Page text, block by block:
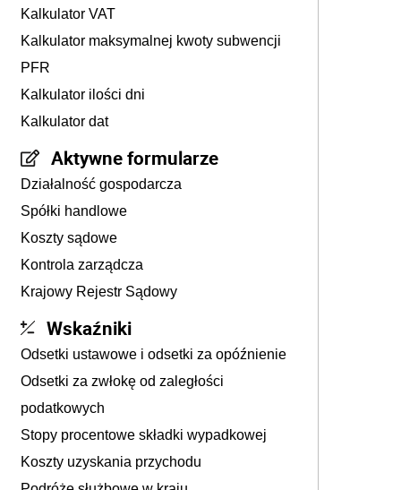
Kalkulator VAT
Kalkulator maksymalnej kwoty subwencji
PFR
Kalkulator ilości dni
Kalkulator dat
Aktywne formularze
Działalność gospodarcza
Spółki handlowe
Koszty sądowe
Kontrola zarządcza
Krajowy Rejestr Sądowy
Wskaźniki
Odsetki ustawowe i odsetki za opóźnienie
Odsetki za zwłokę od zaległości
podatkowych
Stopy procentowe składki wypadkowej
Koszty uzyskania przychodu